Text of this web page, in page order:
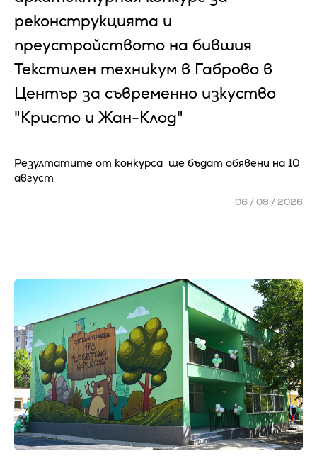
реконструкцията и
преустройството на бившия
Текстилен техникум в Габрово в
Център за съвременно изкуство
"Кристо и Жан-Клод"
Резултатите от конкурса ще бъдат обявени на 10
август
06 / 08 / 2026